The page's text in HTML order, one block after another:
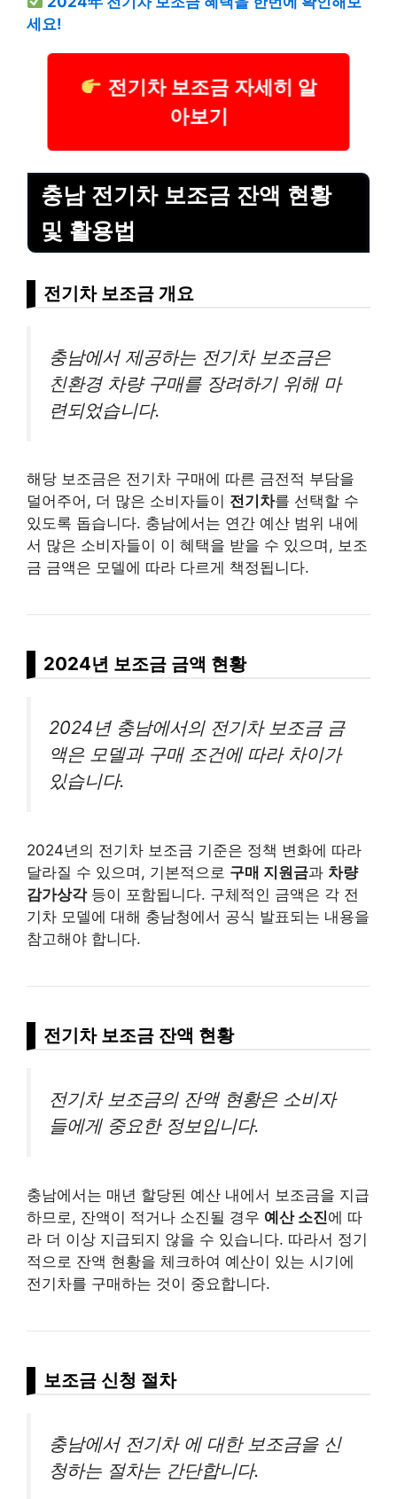
세요!
전기차 보조금 자세히 알
아보기
충남 전기차 보조금 잔액 현황
및 활용법
전기차 보조금 개요
충남에서 제공하는 전기차 보조금은
친환경 차량 구매를 장려하기 위해 마
련되었습니다.
해당 보조금은 전기차 구매에 따른 금전적 부담을
덜어주어, 더 많은 소비자들이 전기차를 선택할 수
있도록 돕습니다. 충남에서는 연간 예산 범위 내에
서 많은 소비자들이 이 혜택을 받을 수 있으며, 보조
금 금액은 모델에 따라 다르게 책정됩니다.
2024년 보조금 금액 현황
2024년 충남에서의 전기차 보조금 금
액은 모델과 구매 조건에 따라 차이가
있습니다.
2024년의 전기차 보조금 기준은 정책 변화에 따라
달라질 수 있으며, 기본적으로 구매 지원금과 차량
감가상각등이 포함됩니다. 구체적인 금액은 각 전
기차 모델에 대해 충남청에서 공식 발표되는 내용을
참고해야 합니다.
전기차 보조금 잔액 현황
전기차 보조금의 잔액 현황은 소비자
들에게 중요한 정보입니다.
충남에서는 매년 할당된 예산 내에서 보조금을 지급
하므로, 잔액이 적거나 소진될 경우 예산 소진에 따
라 더 이상 지급되지 않을 수 있습니다. 따라서 정기
적으로 잔액 현황을 체크하여 예산이 있는 시기에
전기차를 구매하는 것이 중요합니다.
보조금 신청 절차
충남에서 전기차 에 대한 보조금을 신
청하는 절차는 간단합니다.